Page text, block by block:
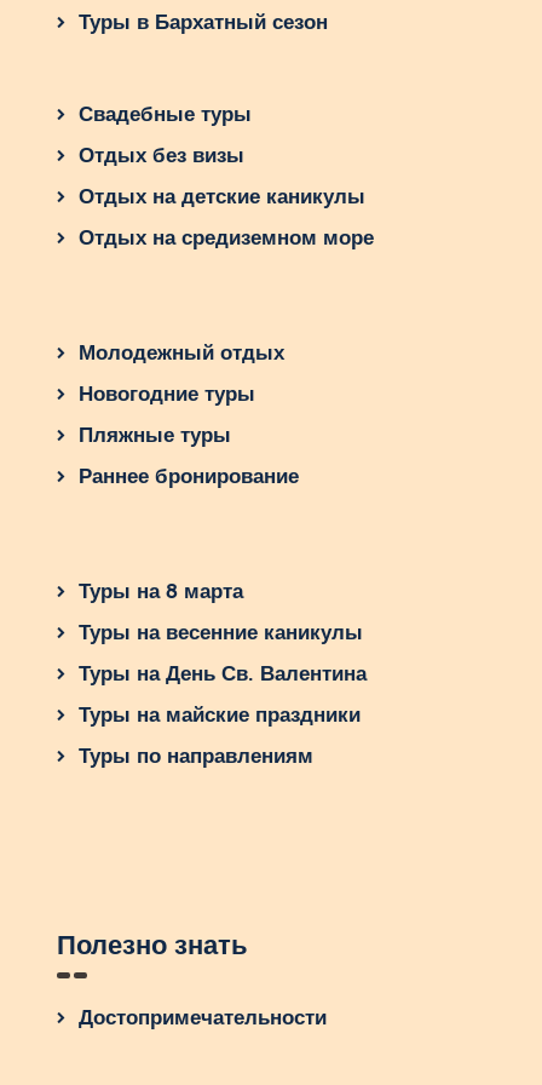
Туры в Бархатный сезон
Свадебные туры
Отдых без визы
Отдых на детские каникулы
Отдых на средиземном море
Молодежный отдых
Новогодние туры
Пляжные туры
Раннее бронирование
Туры на 8 марта
Туры на весенние каникулы
Туры на День Св. Валентина
Туры на майские праздники
Туры по направлениям
Полезно знать
Достопримечательности